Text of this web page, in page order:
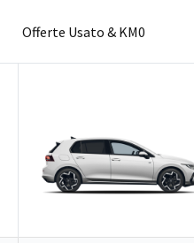
Offerte Usato & KM0